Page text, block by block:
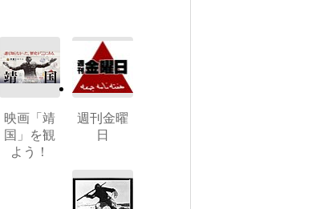
映画「靖
国」を観
よう！
週刊金曜
日